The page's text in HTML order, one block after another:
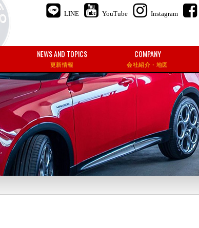
LINE YouTube Instagram
NEWS AND TOPICS
更新情報
COMPANY
会社紹介・地図